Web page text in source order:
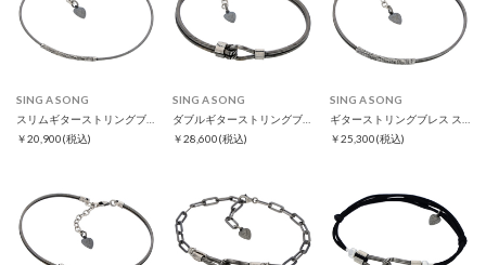
SING A SONG
￥20,900(税込)
SING A SONG
￥28,600(税込)
SING A SONG
￥25,300(税込)